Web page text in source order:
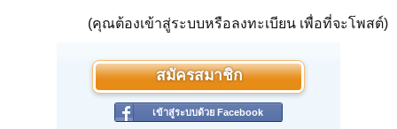
(คุณต้องเข้าสู่ระบบหรือลงทะเบียน เพื่อที่จะโพสต์)
สมัครสมาชิก
เข้าสู่ระบบด้วย Facebook